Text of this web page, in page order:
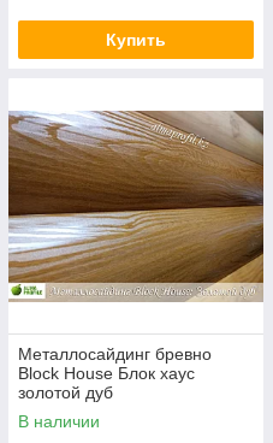
Купить
Металлосайдинг бревно
Block House Блок хаус
золотой дуб
В наличии